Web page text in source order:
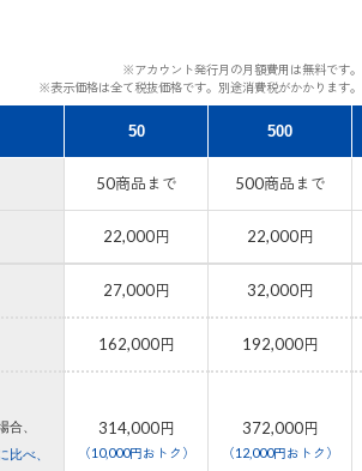
※アカウント発行月の月額費用は無料です。
※表示価格は全て税抜価格です。別途消費税がかかります。
50 500
50商品まで 500商品まで
22,000円 22,000円
27,000円 32,000円
162,000円 192,000円
合、
比べ、
314,000円
（10,000円おトク）
372,000円
（12,000円おトク）